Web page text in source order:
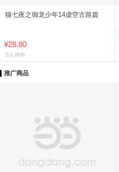
猫七夜之御龙少年14虚空古路篇
¥28.80
0人评价
推广商品